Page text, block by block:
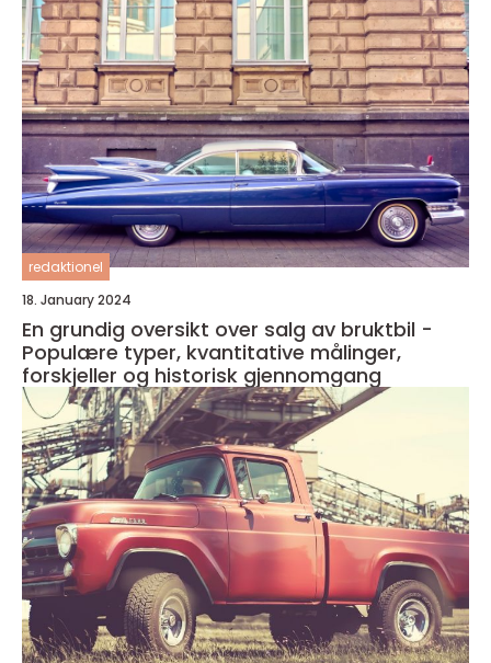
redaktionel
18. January 2024
En grundig oversikt over salg av bruktbil -
Populære typer, kvantitative målinger,
forskjeller og historisk gjennomgang